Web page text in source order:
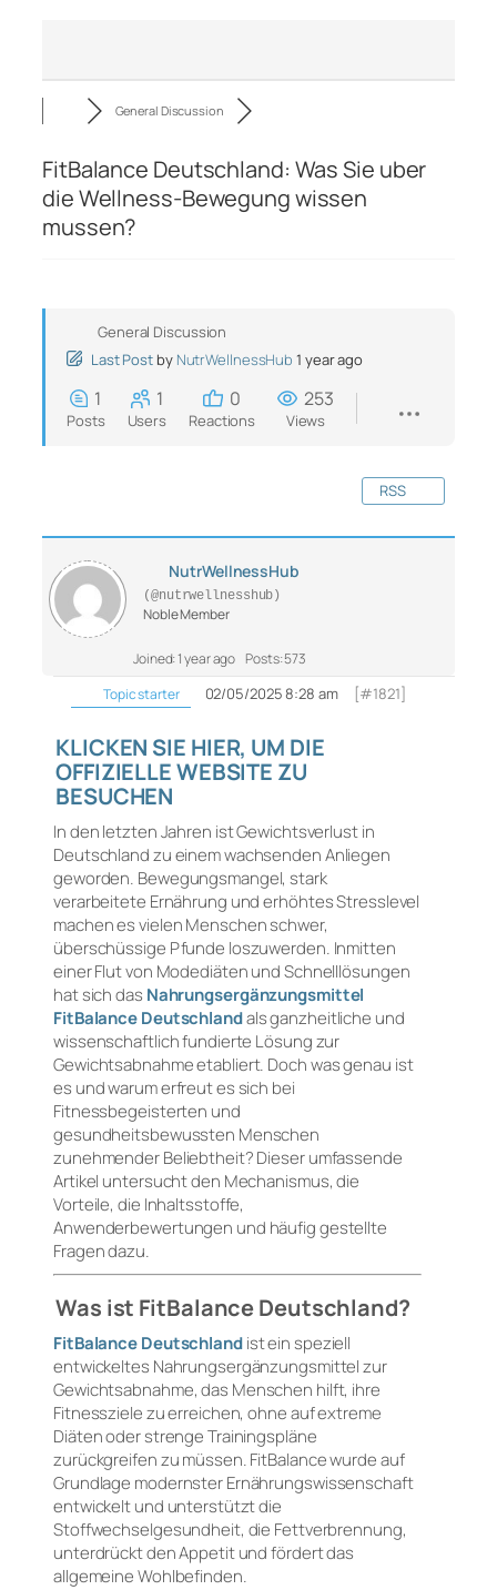
General Discussion
FitBalance Deutschland: Was Sie uber
die Wellness-Bewegung wissen
mussen?
General Discussion
Last Post by NutrWellnessHub 1 year ago
1
Posts
1
Users
0
Reactions
253
Views
RSS
NutrWellnessHub
(@nutrwellnesshub)
Noble Member
Joined: 1 year ago Posts: 573
Topic starter
02/05/2025 8:28 am [#1821]
KLICKEN SIE HIER, UM DIE
OFFIZIELLE WEBSITE ZU
BESUCHEN
In den letzten Jahren ist Gewichtsverlust in
Deutschland zu einem wachsenden Anliegen
geworden. Bewegungsmangel, stark
verarbeitete Ernährung und erhöhtes Stresslevel
machen es vielen Menschen schwer,
überschüssige Pfunde loszuwerden. Inmitten
einer Flut von Modediäten und Schnelllösungen
hat sich das Nahrungsergänzungsmittel
FitBalance Deutschlandals ganzheitliche und
wissenschaftlich fundierte Lösung zur
Gewichtsabnahme etabliert. Doch was genau ist
es und warum erfreut es sich bei
Fitnessbegeisterten und
gesundheitsbewussten Menschen
zunehmender Beliebtheit? Dieser umfassende
Artikel untersucht den Mechanismus, die
Vorteile, die Inhaltsstoffe,
Anwenderbewertungen und häufig gestellte
Fragen dazu.
Was ist FitBalance Deutschland?
FitBalance Deutschlandist ein speziell
entwickeltes Nahrungsergänzungsmittel zur
Gewichtsabnahme, das Menschen hilft, ihre
Fitnessziele zu erreichen, ohne auf extreme
Diäten oder strenge Trainingspläne
zurückgreifen zu müssen. FitBalance wurde auf
Grundlage modernster Ernährungswissenschaft
entwickelt und unterstützt die
Stoffwechselgesundheit, die Fettverbrennung,
unterdrückt den Appetit und fördert das
allgemeine Wohlbefinden.